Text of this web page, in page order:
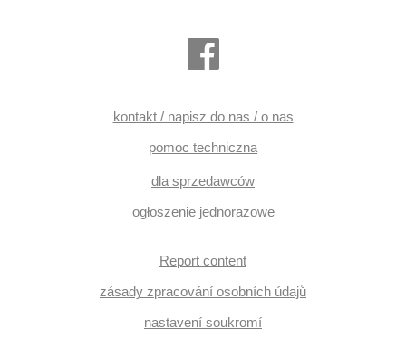
kontakt / napisz do nas / o nas
pomoc techniczna
dla sprzedawców
ogłoszenie jednorazowe
Report content
zásady zpracování osobních údajů
nastavení soukromí